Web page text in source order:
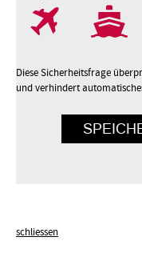
Diese Sicherheitsfrage
und verhindert
schliessen